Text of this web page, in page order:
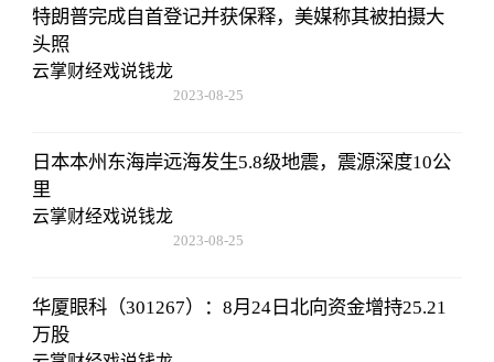
特朗普完成自首登记并获保释，美媒称其被拍摄大
头照
云掌财经戏说钱龙
2023-08-25
日本本州东海岸远海发生5.8级地震，震源深度10公
里
云掌财经戏说钱龙
2023-08-25
华厦眼科（301267）：8月24日北向资金增持25.21
万股